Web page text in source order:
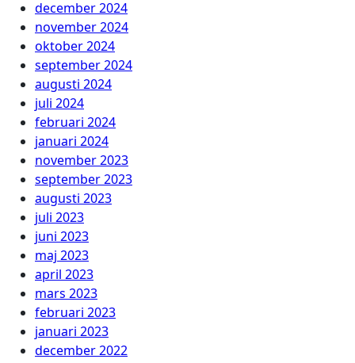
december 2024
november 2024
oktober 2024
september 2024
augusti 2024
juli 2024
februari 2024
januari 2024
november 2023
september 2023
augusti 2023
juli 2023
juni 2023
maj 2023
april 2023
mars 2023
februari 2023
januari 2023
december 2022